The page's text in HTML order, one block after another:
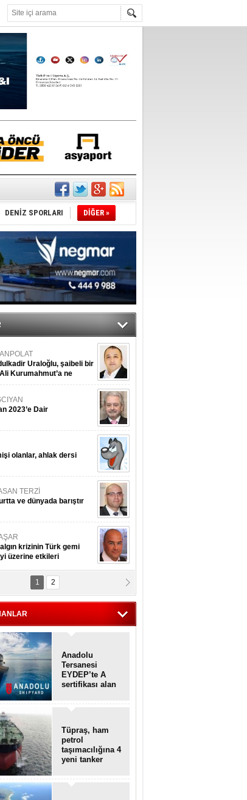
DENİZ SPORLARI DİĞER »
Uraloğlu, şaibeli bir
Kurumahmut’a ne
2023’e Dair
olanlar, ahlak dersi
TERZİ
ve dünyada barıştır
krizinin Türk gemi
üzerine etkileri
AZMİ GÖKSOY
1 2
Anadolu
Tersanesi
EYDEP’te A
sertifikası alan
Tüpraş, ham
petrol
taşımacılığına 4
yeni tanker